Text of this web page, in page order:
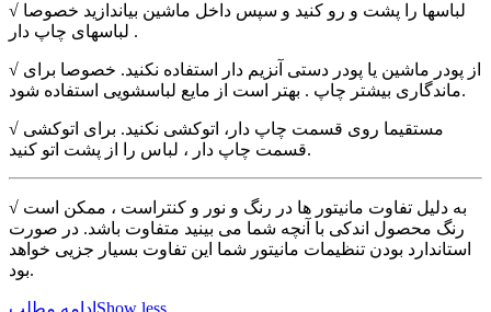
√ لباسها را پشت و رو کنید و سپس داخل ماشین بیاندازید خصوصا
لباسهای چاپ دار .
√ از پودر ماشین یا پودر دستی آنزیم دار استفاده نکنید. خصوصا برای
ماندگاری بیشتر چاپ . بهتر است از مایع لباسشویی استفاده شود.
√ مستقیما روی قسمت چاپ دار، اتوکشی نکنید. برای اتوکشی
قسمت چاپ دار ، لباس را از پشت اتو کنید.
√ به دلیل تفاوت مانیتور ها در رنگ و نور و کنتراست ، ممکن است
رنگ محصول اندکی با آنچه شما می بینید متفاوت باشد. در صورت
استاندارد بودن تنظیمات مانیتور شما این تفاوت بسیار جزیی خواهد
بود.